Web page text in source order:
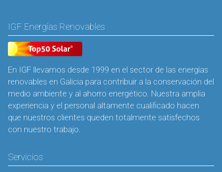
IGF Energías Renovables
En IGF llevamos desde 1999 en el sector de las energías
renovables en Galicia para contribuir a la conservación del
medio ambiente y al ahorro energético. Nuestra amplia
experiencia y el personal altamente cualificado hacen
que nuestros clientes queden totalmente satisfechos
con nuestro trabajo.
Servicios